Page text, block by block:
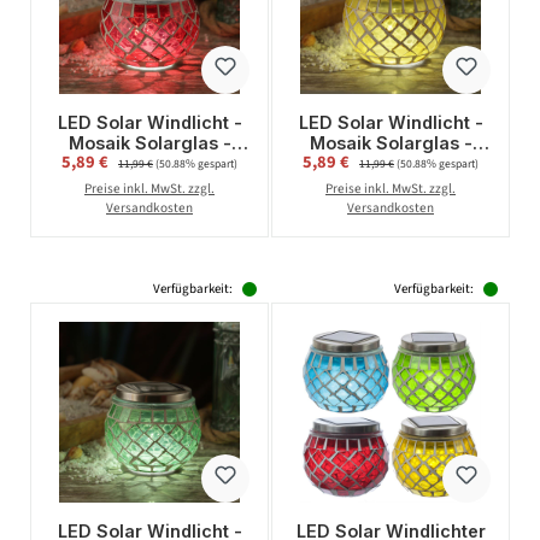
LED Solar Windlicht -
Mosaik Solarglas -
kaltweiße LED -
Lichtsensor - H: 9cm -
für Außen - rot
Verkaufspreis:
5,89 € Regulärer Preis:
11,99 €(50.88% gespart)
Preise inkl. MwSt. zzgl.
Versandkosten
LED Solar Windlicht -
Mosaik Solarglas -
kaltweiße LED -
Lichtsensor - H: 9cm -
für Außen - gelb
Verkaufspreis:
5,89 € Regulärer Preis:
11,99 €(50.88% gespart)
Preise inkl. MwSt. zzgl.
Versandkosten
Verfügbarkeit:
LED Solar Windlicht -
Verfügbarkeit:
LED Solar Windlichter